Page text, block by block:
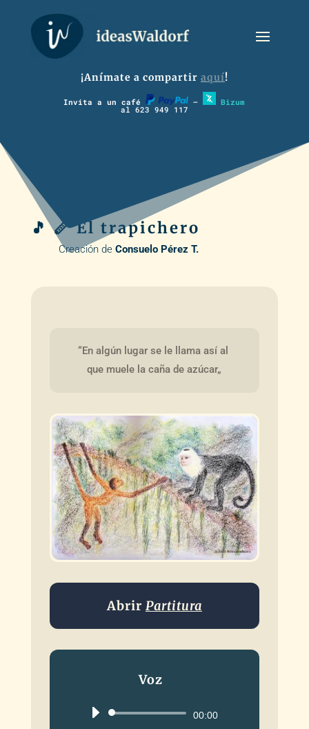
¡Anímate a compartir aquí!
Invita a un café – Bizum
al 623 949 117
🎵 🪈 El trapichero
Creación de Consuelo Pérez T.
“En algún lugar se le llama así al
que muele la caña de azúcar„
Abrir Partitura
Voz
Reproductor00:00